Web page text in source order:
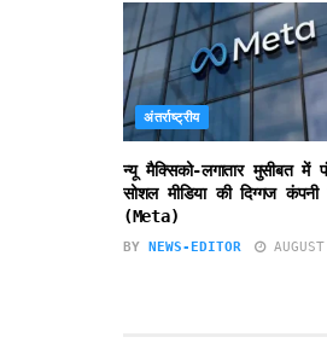
अंतर्राष्ट्रीय
न्यू मैक्सिको-लगातार मुसीबत में
सोशल मीडिया की दिग्गज कंपनी
(Meta)
BY NEWS-EDITOR